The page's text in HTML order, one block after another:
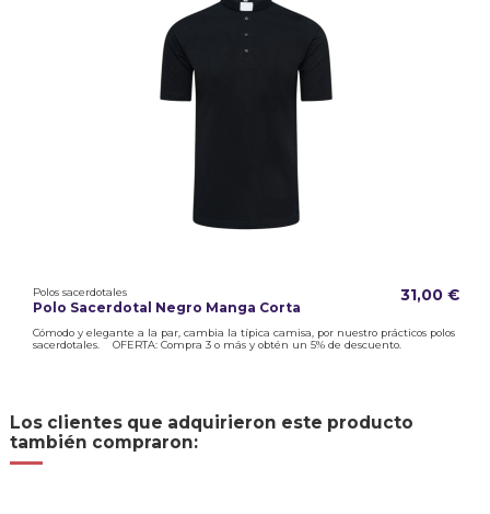
Polos sacerdotales
Polo Sacerdotal Negro Manga Corta
31,00 €
Cómodo y elegante a la par, cambia la típica camisa, por nuestro prácticos polos
sacerdotales. OFERTA: Compra 3 o más y obtén un 5% de descuento.
Los clientes que adquirieron este producto
también compraron: